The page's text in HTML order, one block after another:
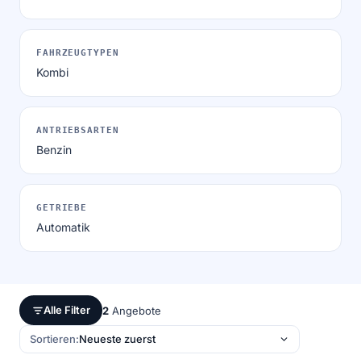
FAHRZEUGTYPEN
Kombi
ANTRIEBSARTEN
Benzin
GETRIEBE
Automatik
Alle Filter 2 Angebote
Sortieren: